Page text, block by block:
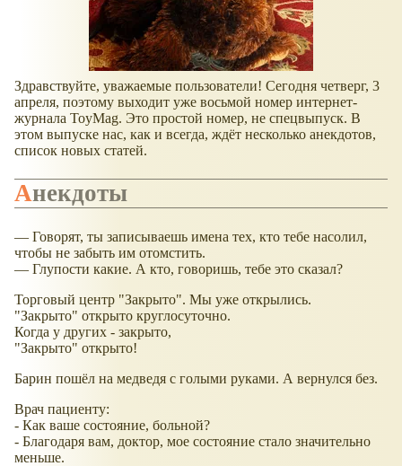
Здравствуйте, уважаемые пользователи! Сегодня четверг, 3
апреля, поэтому выходит уже восьмой номер интернет-
журнала ToyMag. Это простой номер, не спецвыпуск. В
этом выпуске нас, как и всегда, ждёт несколько анекдотов,
список новых статей.
Анекдоты
— Говорят, ты записываешь имена тех, кто тебе насолил,
чтобы не забыть им отомстить.
— Глупости какие. А кто, говоришь, тебе это сказал?
Торговый центр "Закрыто". Мы уже открылись.
"Закрыто" открыто круглосуточно.
Когда у других - закрыто,
"Закрыто" открыто!
Барин пошёл на медведя с голыми руками. А вернулся без.
Врач пациенту:
- Как ваше состояние, больной?
- Благодаря вам, доктор, мое состояние стало значительно
меньше.